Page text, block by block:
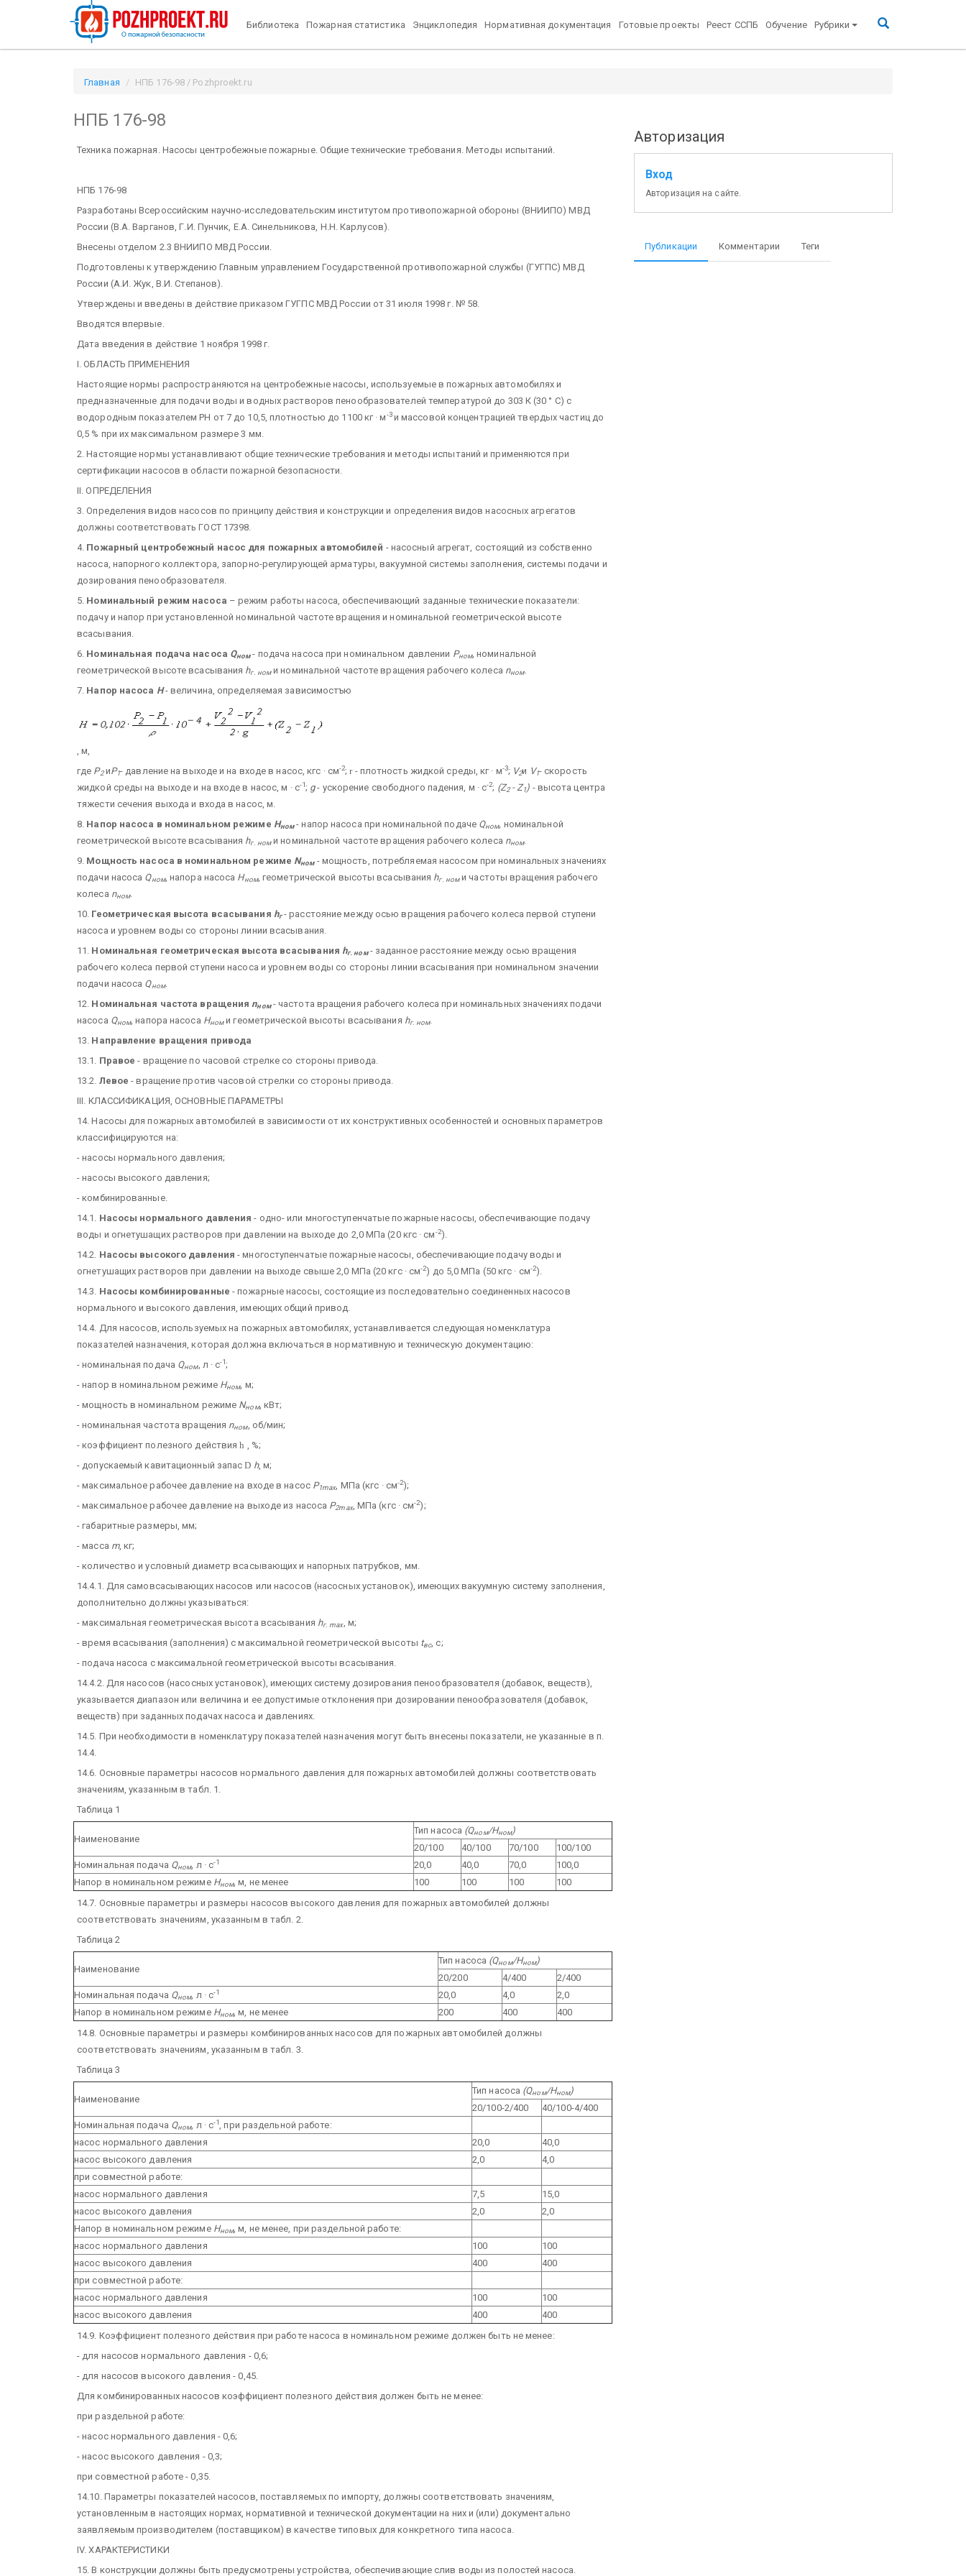
Библиотека Пожарная статистика Энциклопедия Нормативная документация Готовые проекты Реест ССПБ Обучение Рубрики
Главная НПБ 176-98 / Pozhproekt.ru
НПБ 176-98
Техника пожарная. Насосы центробежные пожарные. Общие технические требования. Методы испытаний.
НПБ 176-98
Разработаны Всероссийским научно-исследовательским институтом противопожарной обороны (ВНИИПО) МВД
России (В.А. Варганов, Г.И. Пунчик, Е.А. Синельникова, Н.Н. Карлусов).
Внесены отделом 2.3 ВНИИПО МВД России.
Подготовлены к утверждению Главным управлением Государственной противопожарной службы (ГУГПС) МВД
России (А.И. Жук, В.И. Степанов).
Утверждены и введены в действие приказом ГУГПС МВД России от 31 июля 1998 г. № 58.
Вводятся впервые.
Дата введения в действие 1 ноября 1998 г.
I. ОБЛАСТЬ ПРИМЕНЕНИЯ
Настоящие нормы распространяются на центробежные насосы, используемые в пожарных автомобилях и
предназначенные для подачи воды и водных растворов пенообразователей температурой до 303 К (30 ° С) с
водородным показателем РН от 7 до 10,5, плотностью до 1100 кг · м-3и массовой концентрацией твердых частиц до
0,5 % при их максимальном размере 3 мм.
2. Настоящие нормы устанавливают общие технические требования и методы испытаний и применяются при
сертификации насосов в области пожарной безопасности.
II. ОПРЕДЕЛЕНИЯ
3. Определения видов насосов по принципу действия и конструкции и определения видов насосных агрегатов
должны соответствовать ГОСТ 17398.
4. Пожарный центробежный насос для пожарных автомобилей - насосный агрегат, состоящий из собственно
насоса, напорного коллектора, запорно-регулирующей арматуры, вакуумной системы заполнения, системы подачи и
дозирования пенообразователя.
5. Номинальный режим насоса – режим работы насоса, обеспечивающий заданные технические показатели:
подачу и напор при установленной номинальной частоте вращения и номинальной геометрической высоте
всасывания.
6. Номинальная подача насоса Qном- подача насоса при номинальном давлении Рном, номинальной
геометрической высоте всасывания hг. номи номинальной частоте вращения рабочего колеса nном.
7. Напор насоса Н- величина, определяемая зависимостъю
, м,
где Р2иР1- давление на выходе и на входе в насос, кгс · см-2;r- плотность жидкой среды, кг · м-3; V2и V1- скорость
жидкой среды на выходе и на входе в насос, м · с-1; g- ускорение свободного падения, м · с-2; (Z2- Z1) - высота центра
тяжести сечения выхода и входа в насос, м.
8. Напор насоса в номинальном режиме Нном- напор насоса при номинальной подаче Qном, номинальной
геометрической высоте всасывания hг. номи номинальной частоте вращения рабочего колеса nном.
9. Мощность насоса в номинальном режиме Nном- мощность, потребляемая насосом при номинальных значениях
подачи насоса Qном, напора насоса Нном, геометрической высоты всасывания hг. номи частоты вращения рабочего
колеса nном.
10. Геометрическая высота всасывания hг- расстояние между осью вращения рабочего колеса первой ступени
насоса и уровнем воды со стороны линии всасывания.
11. Номинальная геометрическая высота всасывания hг. ном- заданное расстояние между осью вращения
рабочего колеса первой ступени насоса и уровнем воды со стороны линии всасывания при номинальном значении
подачи насоса Qном.
12. Номинальная частота вращения nном- частота вращения рабочего колеса при номинальных значениях подачи
насоса Qном, напора насоса Нноми геометрической высоты всасывания hг. ном.
13. Направление вращения привода
13.1. Правое - вращение по часовой стрелке со стороны привода.
13.2. Левое - вращение против часовой стрелки со стороны привода.
III. КЛАССИФИКАЦИЯ, ОСНОВНЫЕ ПАРАМЕТРЫ
14. Насосы для пожарных автомобилей в зависимости от их конструктивных особенностей и основных параметров
классифицируются на:
- насосы нормального давления;
- насосы высокого давления;
- комбинированные.
14.1. Насосы нормального давления - одно- или многоступенчатые пожарные насосы, обеспечивающие подачу
воды и огнетушащих растворов при давлении на выходе до 2,0 МПа (20 кгс · см-2).
14.2. Насосы высокого давления - многоступенчатые пожарные насосы, обеспечивающие подачу воды и
огнетушащих растворов при давлении на выходе свыше 2,0 МПа (20 кгс · см-2) до 5,0 МПа (50 кгс · см-2).
14.3. Насосы комбинированные - пожарные насосы, состоящие из последовательно соединенных насосов
нормального и высокого давления, имеющих общий привод.
14.4. Для насосов, используемых на пожарных автомобилях, устанавливается следующая номенклатура
показателей назначения, которая должна включаться в нормативную и техническую документацию:
- номинальная подача Qном, л · с-1;
- напор в номинальном режиме Hном, м;
- мощность в номинальном режиме Nном, кВт;
- номинальная частота вращения nном, об/мин;
- коэффициент полезного действияh , %;
- допускаемый кавитационный запасD h, м;
- максимальное рабочее давление на входе в насос Р1max, МПа (кгс · см-2);
- максимальное рабочее давление на выходе из насоса Р2max, МПа (кгс · см-2);
- габаритные размеры, мм;
- масса m, кг;
- количество и условный диаметр всасывающих и напорных патрубков, мм.
14.4.1. Для самовсасывающих насосов или насосов (насосных установок), имеющих вакуумную систему заполнения,
дополнительно должны указываться:
- максимальная геометрическая высота всасывания hг. max, м;
- время всасывания (заполнения) с максимальной геометрической высоты tвс, с;
- подача насоса с максимальной геометрической высоты всасывания.
14.4.2. Для насосов (насосных установок), имеющих систему дозирования пенообразователя (добавок, веществ),
указывается диапазон или величина и ее допустимые отклонения при дозировании пенообразователя (добавок,
веществ) при заданных подачах насоса и давлениях.
14.5. При необходимости в номенклатуру показателей назначения могут быть внесены показатели, не указанные в п.
14.4.
14.6. Основные параметры насосов нормального давления для пожарных автомобилей должны соответствовать
значениям, указанным в табл. 1.
Таблица 1
Наименование
Тип насоса (Qном/Hном)
20/100
40/100 70/100
100/100
Номинальная подача Qном, л · с-1 20,0 40,0 70,0
100,0
Напор в номинальном режиме Hном, м, не менее 100 100 100
100
14.7. Основные параметры и размеры насосов высокого давления для пожарных автомобилей должны
соответствовать значениям, указанным в табл. 2.
Таблица 2
Наименование
Тип насоса (Qном/Hном)
20/200
4/400
2/400
Номинальная подача Qном, л · с-1 20,0 4,0
2,0
Напор в номинальном режиме Нном, м, не менее 200 400
400
14.8. Основные параметры и размеры комбинированных насосов для пожарных автомобилей должны
соответствовать значениям, указанным в табл. 3.
Таблица 3
Наименование
Тип насоса (Qном/Hном)
20/100-2/400
40/100-4/400
Номинальная подача Qном, л · с-1
, при раздельной работе:
насос нормального давления
20,0
40,0
насос высокого давления
2,0
4,0
при совместной работе:
насос нормального давления
7,5
15,0
насос высокого давления
2,0
2,0
Напор в номинальном режиме Нном, м, не менее, при раздельной работе:
насос нормального давления
100
100
насос высокого давления
400
400
при совместной работе:
насос нормального давления
100
100
насос высокого давления
400
400
14.9. Коэффициент полезного действия при работе насоса в номинальном режиме должен быть не менее:
- для насосов нормального давления - 0,6;
- для насосов высокого давления - 0,45.
Для комбинированных насосов коэффициент полезного действия должен быть не менее:
при раздельной работе:
- насос нормального давления - 0,6;
- насос высокого давления - 0,3;
при совместной работе - 0,35.
14.10. Параметры показателей насосов, поставляемых по импорту, должны соответствовать значениям,
установленным в настоящих нормах, нормативной и технической документации на них и (или) документально
заявляемым производителем (поставщиком) в качестве типовых для конкретного типа насоса.
IV. ХАРАКТЕРИСТИКИ
15. В конструкции должны быть предусмотрены устройства, обеспечивающие слив воды из полостей насоса.
Авторизация
Вход
Авторизация на сайте.
Публикации Комментарии Теги